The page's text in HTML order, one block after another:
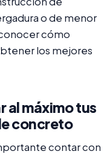
o de menor
cómo
los mejores
al máximo tus
concreto
contar con